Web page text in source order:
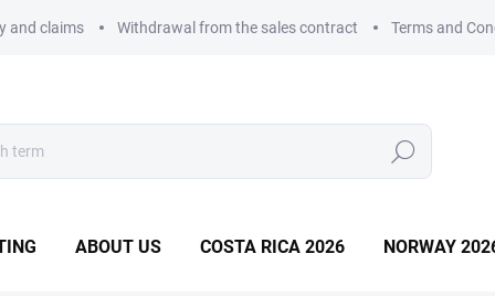
and claims Withdrawal from the sales contract Terms and
Search
ABOUT US COSTA RICA 2026 NORWAY